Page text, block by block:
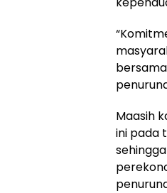
Maasih
ini pada